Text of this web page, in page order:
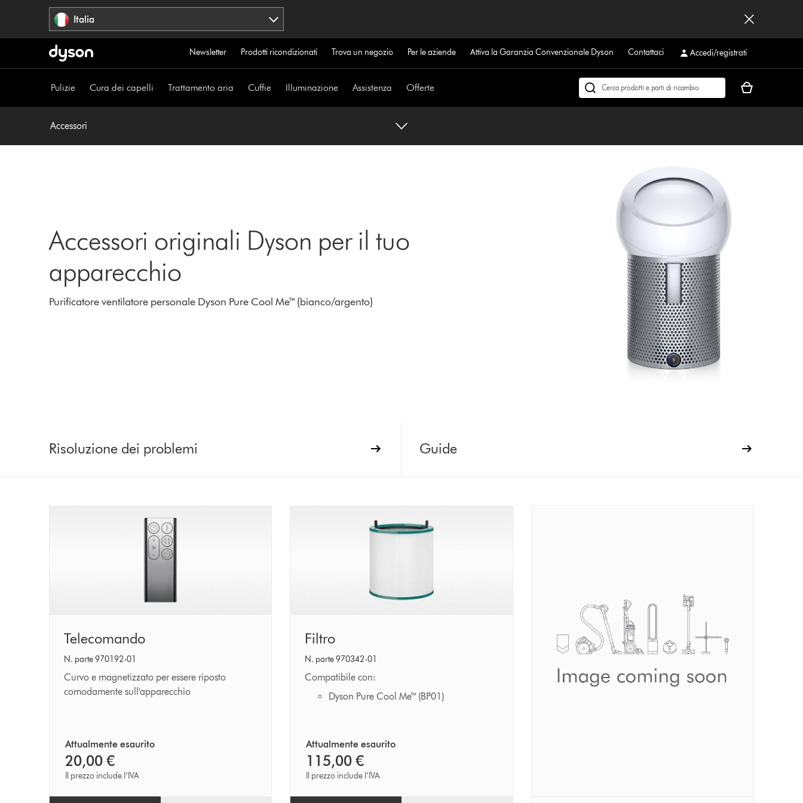
Italia
Newsletter Prodotti ricondizionati Trova un negozio Per le aziende Attiva la Garanzia Convenzionale Dyson Contattaci Accedi/registrati
Pulizie Cura dei capelli Trattamento aria Cuffie Illuminazione Assistenza Offerte
Cerca
Il
Accessori
Accessori originali Dyson per il tuo
apparecchio
Purificatore ventilatore personale Dyson Pure Cool Me™ (bianco/argento)
Risoluzione dei problemi Guide
Telecomando
Telecomando
N. parte 970192-01
Curvo e magnetizzato per essere riposto
comodamente sull'apparecchio
Attualmente esaurito
20,00 €
Il prezzo include l’IVA
Filtro
Filtro
N. parte 970342-01
Compatibile con:
Dyson Pure Cool Me™ (BP01)
Attualmente esaurito
115,00 €
Il prezzo include l’IVA